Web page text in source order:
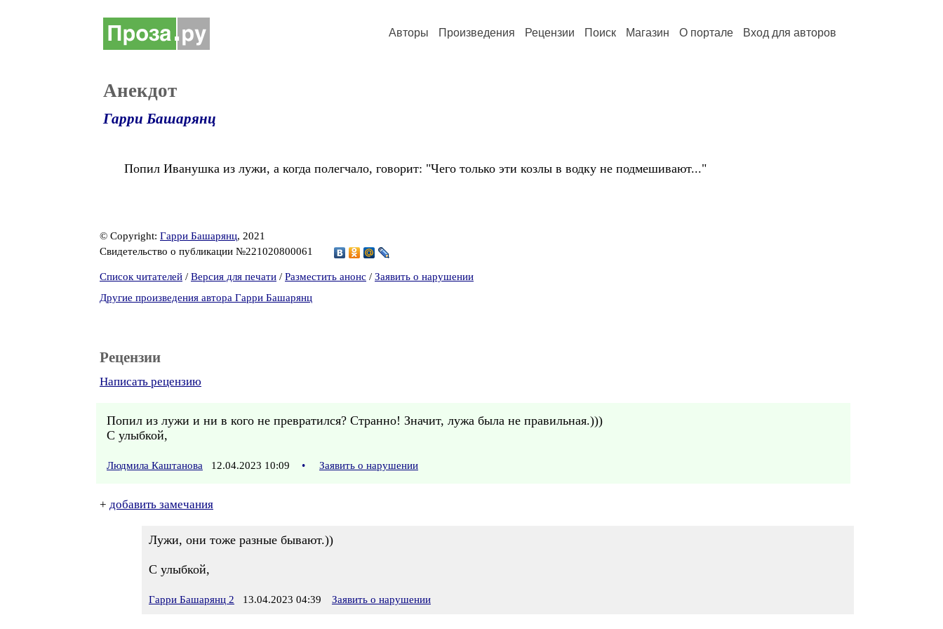
Авторы Произведения Рецензии Поиск Магазин О портале Вход для авторов
Анекдот
Гарри Башарянц
Попил Иванушка из лужи, а когда полегчало, говорит: "Чего только эти козлы в водку не подмешивают..."
© Copyright: Гарри Башарянц, 2021
Свидетельство о публикации №221020800061
Список читателей / Версия для печати / Разместить анонс / Заявить о нарушении
Другие произведения автора Гарри Башарянц
Рецензии
Написать рецензию
Попил из лужи и ни в кого не превратился? Странно! Значит, лужа была не правильная.)))
С улыбкой,
Людмила Каштанова 12.04.2023 10:09 • Заявить о нарушении
+ добавить замечания
Лужи, они тоже разные бывают.))
С улыбкой,
Гарри Башарянц 2 13.04.2023 04:39 Заявить о нарушении